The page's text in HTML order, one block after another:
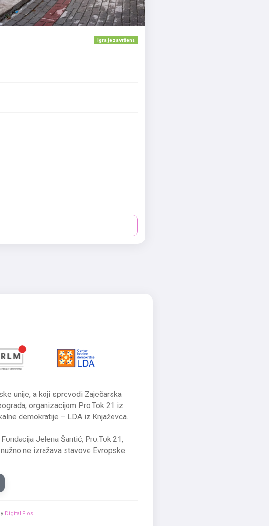
Igra je završena
unije, a koji sprovodi Zaječarska
organizacijom Pro.Tok 21 iz
demokratije – LDA iz Knjaževca.
Jelena Šantić, Pro.Tok 21,
ne izražava stavove Evropske
Digital Flos